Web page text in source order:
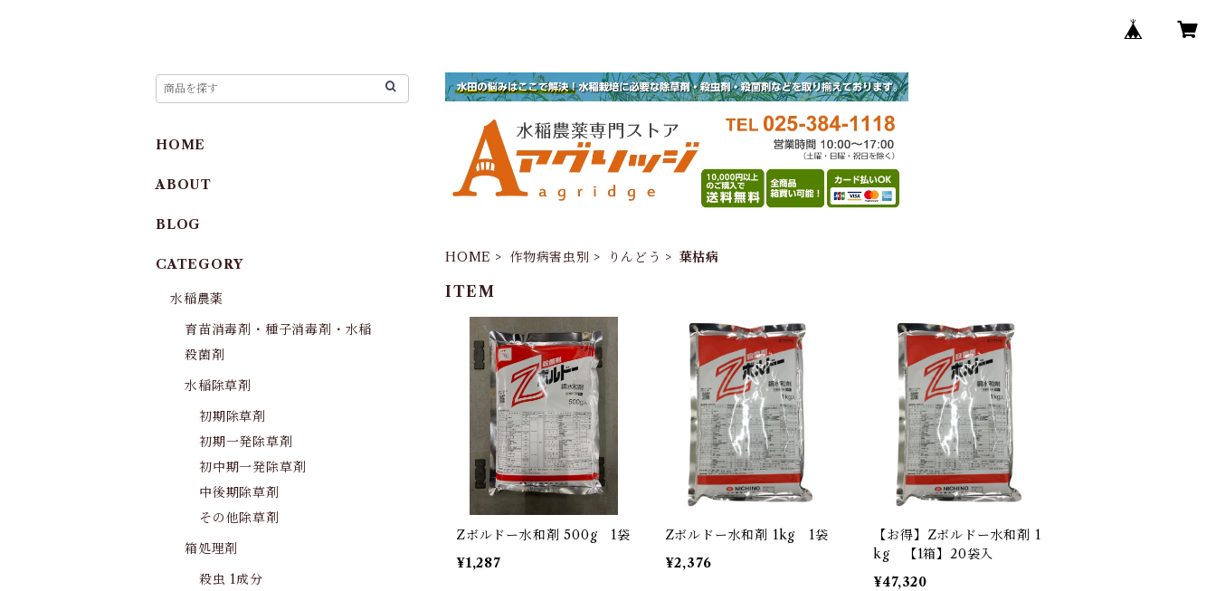
HOME 作物病害虫別 りんどう 葉枯病
ITEM
Zボルドー水和剤 500g 1袋
¥1,287
Zボルドー水和剤 1kg 1袋
¥2,376
【お得】Zボルドー水和剤 1
kg 【1箱】20袋入
¥47,320
HOME
ABOUT
BLOG
CATEGORY
水稲農薬
育苗消毒剤・種子消毒剤・水稲
殺菌剤
水稲除草剤
初期除草剤
初期一発除草剤
初中期一発除草剤
中後期除草剤
その他除草剤
箱処理剤
殺虫 1成分